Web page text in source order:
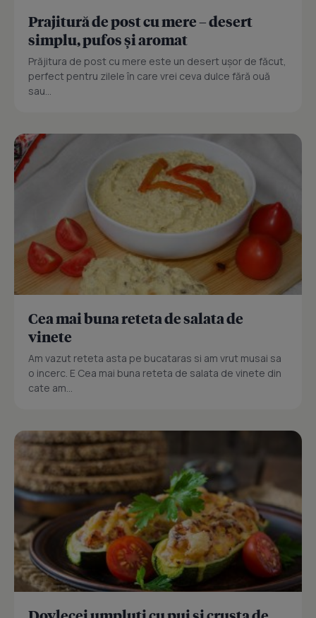
Prajitură de post cu mere – desert
simplu, pufos și aromat
Prăjitura de post cu mere este un desert ușor de făcut,
perfect pentru zilele în care vrei ceva dulce fără ouă
sau...
Cea mai buna reteta de salata de
vinete
Am vazut reteta asta pe bucataras si am vrut musai sa
o incerc. E Cea mai buna reteta de salata de vinete din
cate am...